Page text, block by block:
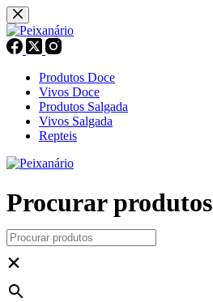
Pular
para
o
conteúdo
Produtos Doce
Vivos Doce
Produtos Salgada
Vivos Salgada
Repteis
Procurar produtos
×